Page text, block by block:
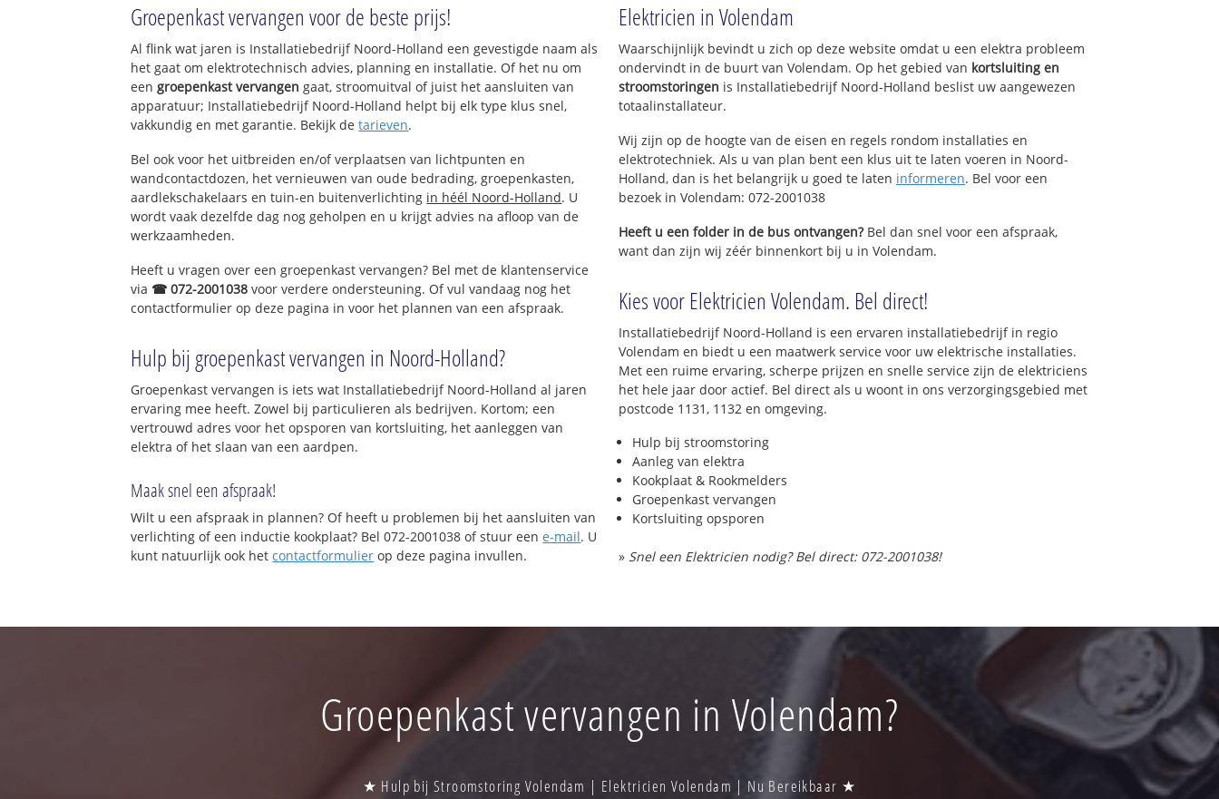
Volendam-Katham +
Planetenbuurt
Volendam-Blokgouw
Volendam-Rozettenbuurt
Volendam-Bloemenbuurt
Volendam-Middengebied
Lange Weeren
Broeckgouw
Groepenkast vervangen voor de beste prijs!
Al flink wat jaren is Installatiebedrijf Noord-Holland een gevestigde naam als
het gaat om elektrotechnisch advies, planning en installatie. Of het nu om
eengroepenkast vervangen gaat, stroomuitval of juist het aansluiten van
apparatuur; Installatiebedrijf Noord-Holland helpt bij elk type klus snel,
vakkundig en met garantie. Bekijk detarieven.
Bel ook voor het uitbreiden en/of verplaatsen van lichtpunten en
wandcontactdozen, het vernieuwen van oude bedrading, groepenkasten,
aardlekschakelaars en tuin-en buitenverlichting in héél Noord-Holland. U
wordt vaak dezelfde dag nog geholpen en u krijgt advies na afloop van de
werkzaamheden.
Heeft u vragen over een groepenkast vervangen? Bel met de klantenservice
via ☎ 072-2001038 voor verdere ondersteuning. Of vul vandaag nog het
contactformulier op deze pagina in voor het plannen van een afspraak.
Hulp bij groepenkast vervangen in Noord-Holland?
Groepenkast vervangen is iets wat Installatiebedrijf Noord-Holland al jaren
ervaring mee heeft. Zowel bij particulieren als bedrijven. Kortom; een
vertrouwd adres voor het opsporen van kortsluiting, het aanleggen van
elektra of het slaan van een aardpen.
Maak snel een afspraak!
Wilt u een afspraak in plannen? Of heeft u problemen bij het aansluiten van
verlichting of een inductie kookplaat? Bel 072-2001038 of stuur eene-mail. U
kunt natuurlijk ook hetcontactformulier op deze pagina invullen.
Elektricien in Volendam
Waarschijnlijk bevindt u zich op deze website omdat u een elektra probleem
ondervindt in de buurt van Volendam. Op het gebied van kortsluiting en
stroomstoringen is Installatiebedrijf Noord-Holland beslist uw aangewezen
totaalinstallateur.
Wij zijn op de hoogte van de eisen en regels rondom installaties en
elektrotechniek. Als u van plan bent een klus uit te laten voeren in Noord-
Holland, dan is het belangrijk u goed te laten informeren. Bel voor een
bezoek in Volendam: 072-2001038
Heeft u een folder in de bus ontvangen?Bel dan snel voor een afspraak,
want dan zijn wij zéér binnenkort bij u in Volendam.
Kies voor Elektricien Volendam. Bel direct!
Installatiebedrijf Noord-Holland is een ervaren installatiebedrijf in regio
Volendam en biedt u een maatwerk service voor uw elektrische installaties.
Met een ruime ervaring, scherpe prijzen en snelle service zijn de elektriciens
het hele jaar door actief. Bel direct als u woont in ons verzorgingsgebied met
postcode 1131, 1132 en omgeving.
Hulp bij stroomstoring
Aanleg van elektra
Kookplaat & Rookmelders
Groepenkast vervangen
Kortsluiting opsporen
» Snel een Elektricien nodig? Bel direct: 072-2001038!
Groepenkast vervangen in Volendam?
★ Hulp bij Stroomstoring Volendam | Elektricien Volendam | Nu Bereikbaar ★